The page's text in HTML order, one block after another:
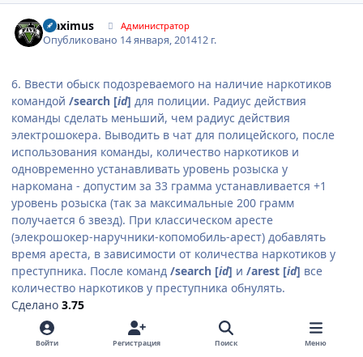
Maximus Администратор
Опубликовано 14 января, 201412 г.
6. Ввести обыск подозреваемого на наличие наркотиков
командой /search [id] для полиции. Радиус действия
команды сделать меньший, чем радиус действия
электрошокера. Выводить в чат для полицейского, после
использования команды, количество наркотиков и
одновременно устанавливать уровень розыска у
наркомана - допустим за 33 грамма устанавливается +1
уровень розыска (так за максимальные 200 грамм
получается 6 звезд). При классическом аресте
(элекрошокер-наручники-копомобиль-арест) добавлять
время ареста, в зависимости от количества наркотиков у
преступника. После команд /search [id] и /arest [id] все
количество наркотиков у преступника обнулять.
Сделано 3.75
3 месяца спустя...
Войти Регистрация Поиск Меню